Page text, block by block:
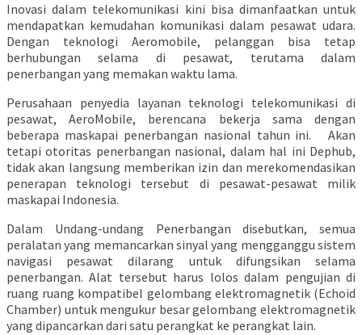
Inovasi dalam telekomunikasi kini bisa dimanfaatkan untuk
mendapatkan kemudahan komunikasi dalam pesawat udara.
Dengan teknologi Aeromobile, pelanggan bisa tetap
berhubungan selama di pesawat, terutama dalam
penerbangan yang memakan waktu lama.
Perusahaan penyedia layanan teknologi telekomunikasi di
pesawat, AeroMobile, berencana bekerja sama dengan
beberapa maskapai penerbangan nasional tahun ini. Akan
tetapi otoritas penerbangan nasional, dalam hal ini Dephub,
tidak akan langsung memberikan izin dan merekomendasikan
penerapan teknologi tersebut di pesawat-pesawat milik
maskapai Indonesia.
Dalam Undang-undang Penerbangan disebutkan, semua
peralatan yang memancarkan sinyal yang mengganggu sistem
navigasi pesawat dilarang untuk difungsikan selama
penerbangan. Alat tersebut harus lolos dalam pengujian di
ruang ruang kompatibel gelombang elektromagnetik (Echoid
Chamber) untuk mengukur besar gelombang elektromagnetik
yang dipancarkan dari satu perangkat ke perangkat lain.